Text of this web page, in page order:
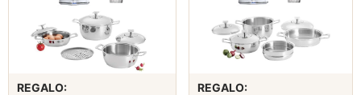
REGALO:
REGALO: